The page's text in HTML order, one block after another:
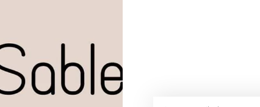
SENZA GIFT VOUCHERS WIT
€7,95